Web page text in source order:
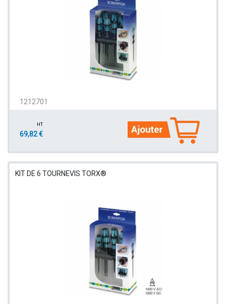
1212701
HT
69,82 €
KIT DE 6 TOURNEVIS TORX®